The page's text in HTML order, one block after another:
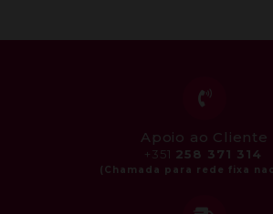
Apoio ao Cliente
+351 258 371 314